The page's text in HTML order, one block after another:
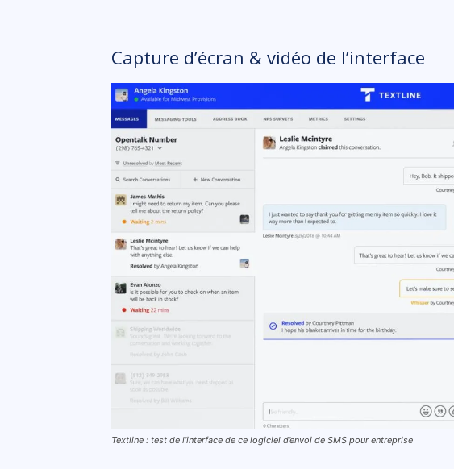
Capture d’écran & vidéo de l’interface
Textline : test de l’interface de ce logiciel d’envoi de SMS pour entreprise